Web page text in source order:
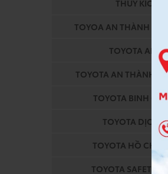
THỦY KÍCH
TOYOA AN THÀNH
TOYOTA ALTIS
TOYOTA AN THÀNH
TOYOTA BINH
TOYOTA DỊCH
TOYOTA HỒ CHÍ
TOYOTA SAFETY